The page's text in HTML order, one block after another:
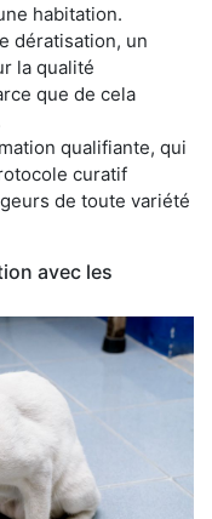
habitation.
dératisation, un
la qualité
que de cela
qualifiante, qui
curatif
de toute variété
avec les